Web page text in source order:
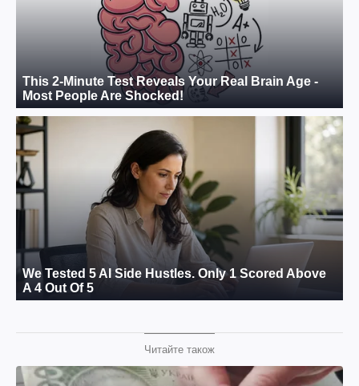
Читайте також